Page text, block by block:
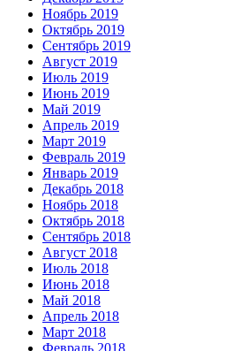
Ноябрь 2019
Октябрь 2019
Сентябрь 2019
Август 2019
Июль 2019
Июнь 2019
Май 2019
Апрель 2019
Март 2019
Февраль 2019
Январь 2019
Декабрь 2018
Ноябрь 2018
Октябрь 2018
Сентябрь 2018
Август 2018
Июль 2018
Июнь 2018
Май 2018
Апрель 2018
Март 2018